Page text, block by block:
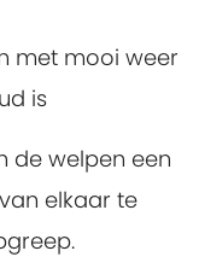
met mooi weer
is
de welpen een
elkaar te